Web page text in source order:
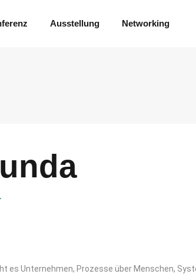
Ausstellung Networking
es Unternehmen, Prozesse über Menschen,